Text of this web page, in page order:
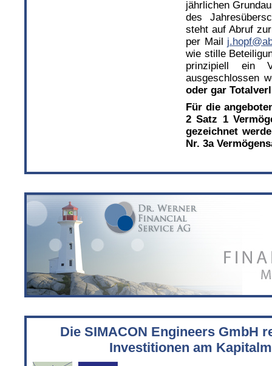
jährlichen
des
steht auf Abruf
per Mail
wie stille
prinzipiell ein
ausgeschlossen
oder gar
Für die
2 Satz 1
gezeichnet
Nr. 3a
Die SIMACON Engineers GmbH
Investitionen am